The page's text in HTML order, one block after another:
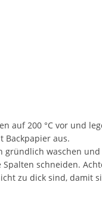
auf 200 °C vor und
Backpapier aus.
gründlich waschen und
schneiden.
zu dick sind, damit